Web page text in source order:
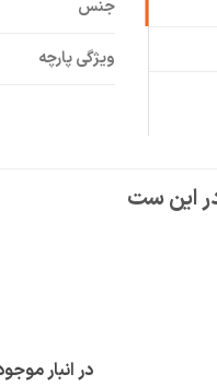
جنس
ویژگی پارچه
در انبار